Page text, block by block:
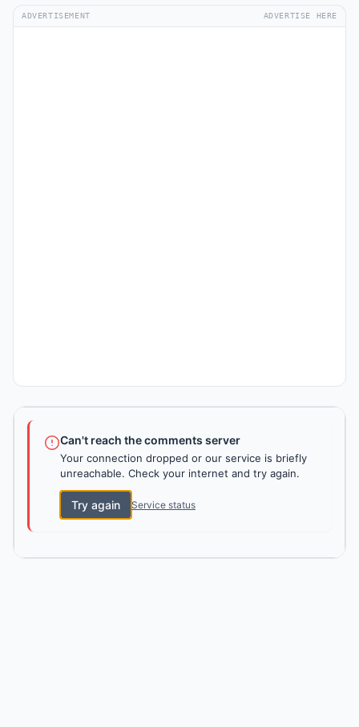
ADVERTISEMENT ADVERTISE HERE
Can't reach the comments server
Your connection dropped or our service is briefly
unreachable. Check your internet and try again.
Try again Service status